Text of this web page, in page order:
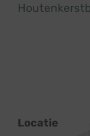
Locatie